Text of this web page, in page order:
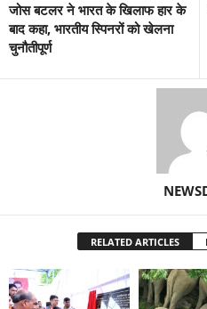
जोस बटलर ने भारत के खिलाफ हार के
बाद कहा, भारतीय स्पिनरों को खेलना
चुनौतीपूर्ण
RELATED ARTICLES